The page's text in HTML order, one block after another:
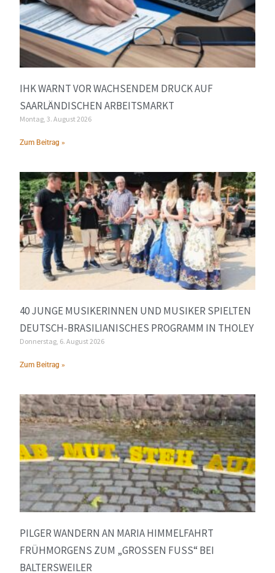
IHK WARNT VOR WACHSENDEM DRUCK AUF
SAARLÄNDISCHEN ARBEITSMARKT
Montag, 3. August 2026
Zum Beitrag »
40 JUNGE MUSIKERINNEN UND MUSIKER SPIELTEN
DEUTSCH-BRASILIANISCHES PROGRAMM IN THOLEY
Donnerstag, 6. August 2026
Zum Beitrag »
PILGER WANDERN AN MARIA HIMMELFAHRT
FRÜHMORGENS ZUM „GROSSEN FUSS“ BEI BA
LTERSWEILER